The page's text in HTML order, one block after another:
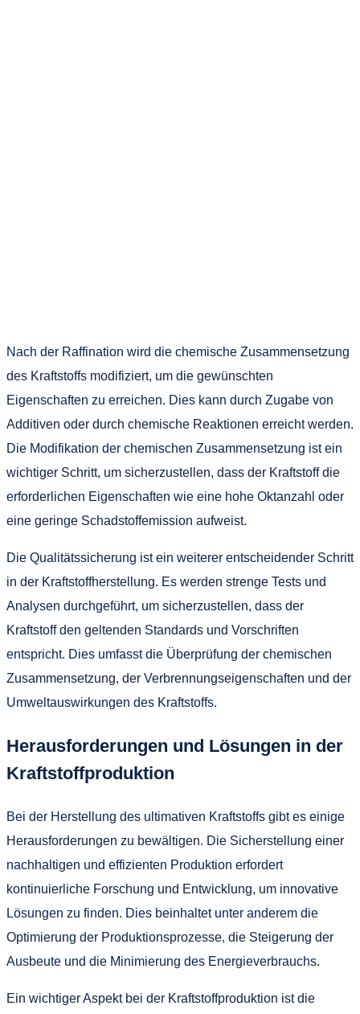
Nach der Raffination wird die chemische Zusammensetzung
des Kraftstoffs modifiziert, um die gewünschten
Eigenschaften zu erreichen. Dies kann durch Zugabe von
Additiven oder durch chemische Reaktionen erreicht werden.
Die Modifikation der chemischen Zusammensetzung ist ein
wichtiger Schritt, um sicherzustellen, dass der Kraftstoff die
erforderlichen Eigenschaften wie eine hohe Oktanzahl oder
eine geringe Schadstoffemission aufweist.
Die Qualitätssicherung ist ein weiterer entscheidender Schritt
in der Kraftstoffherstellung. Es werden strenge Tests und
Analysen durchgeführt, um sicherzustellen, dass der
Kraftstoff den geltenden Standards und Vorschriften
entspricht. Dies umfasst die Überprüfung der chemischen
Zusammensetzung, der Verbrennungseigenschaften und der
Umweltauswirkungen des Kraftstoffs.
Herausforderungen und Lösungen in der
Kraftstoffproduktion
Bei der Herstellung des ultimativen Kraftstoffs gibt es einige
Herausforderungen zu bewältigen. Die Sicherstellung einer
nachhaltigen und effizienten Produktion erfordert
kontinuierliche Forschung und Entwicklung, um innovative
Lösungen zu finden. Dies beinhaltet unter anderem die
Optimierung der Produktionsprozesse, die Steigerung der
Ausbeute und die Minimierung des Energieverbrauchs.
Ein wichtiger Aspekt bei der Kraftstoffproduktion ist die